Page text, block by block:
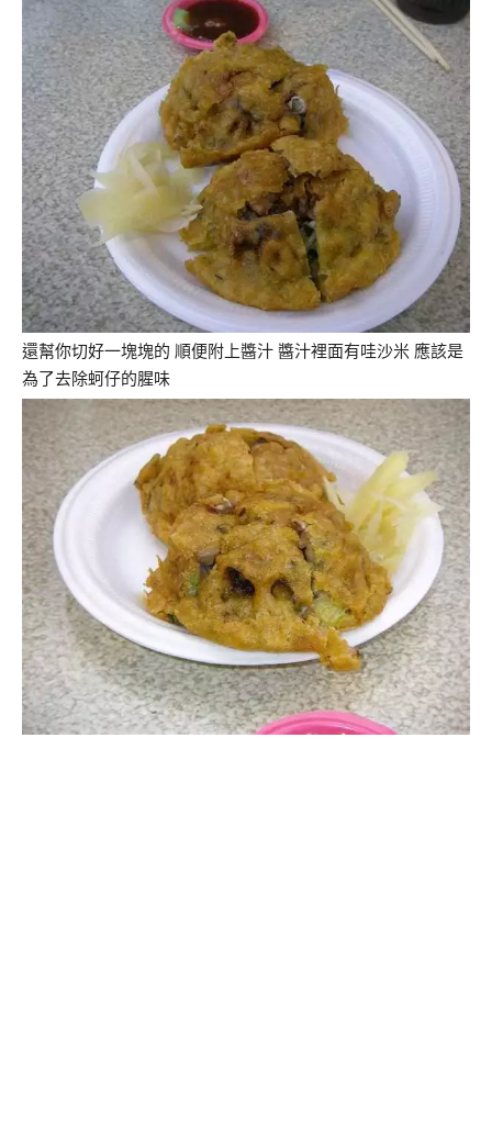
還幫你切好一塊塊的 順便附上醬汁 醬汁裡面有哇沙米 應該是
為了去除蚵仔的腥味